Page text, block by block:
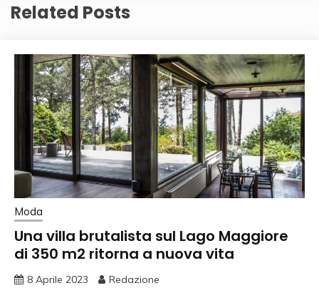
Related Posts
Moda
Una villa brutalista sul Lago Maggiore
di 350 m2 ritorna a nuova vita
8 Aprile 2023 Redazione